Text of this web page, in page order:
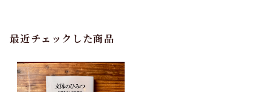
最近チェックした商品